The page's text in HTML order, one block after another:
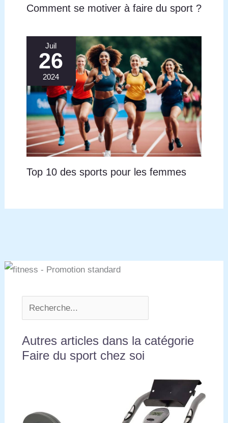
Comment se motiver à faire du sport ?
Juil
26
2024
Top 10 des sports pour les femmes
Autres articles dans la catégorie
Faire du sport chez soi